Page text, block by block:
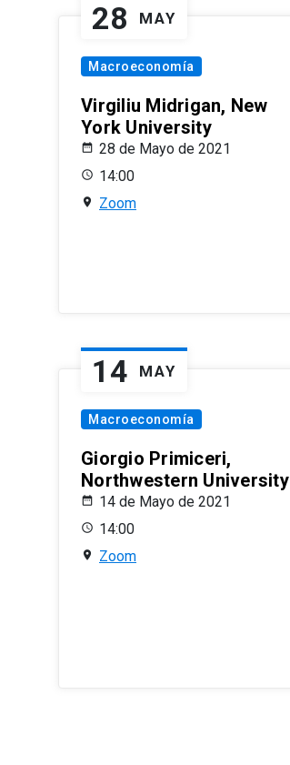
28 MAY
Macroeconomía
Virgiliu Midrigan, New
York University
28 de Mayo de 2021
14:00
Zoom
14 MAY
Macroeconomía
Giorgio Primiceri,
Northwestern University
14 de Mayo de 2021
14:00
Zoom